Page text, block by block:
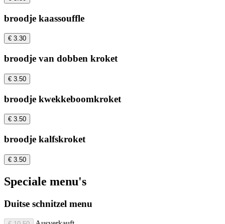
broodje kaassouffle
€ 3.30
broodje van dobben kroket
€ 3.50
broodje kwekkeboomkroket
€ 3.50
broodje kalfskroket
€ 3.50
Speciale menu's
Duitse schnitzel menu